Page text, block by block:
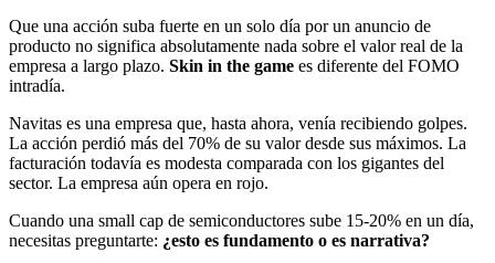
Que una acción suba fuerte en un solo día por un anuncio de
producto no significa absolutamente nada sobre el valor real de la
empresa a largo plazo. Skin in the game es diferente del FOMO
intradía.
Navitas es una empresa que, hasta ahora, venía recibiendo golpes.
La acción perdió más del 70% de su valor desde sus máximos. La
facturación todavía es modesta comparada con los gigantes del
sector. La empresa aún opera en rojo.
Cuando una small cap de semiconductores sube 15-20% en un día,
necesitas preguntarte: ¿esto es fundamento o es narrativa?